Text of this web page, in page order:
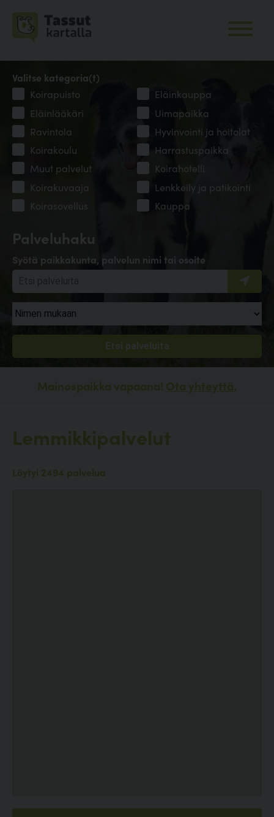
Palveluhaku
Syötä paikkakunta, palvelun nimi tai osoite
Valitse kategoria(t)
Koirapuisto
Eläinkauppa
Eläinlääkäri
Uimapaikka
Ravintola
Hyvinvointi ja hoitolat
Koirakoulu
Harrastuspaikka
Muut palvelut
Koirahotelli
Koirakuvaaja
Lenkkeily ja patikointi
Koirasovellus
Kauppa
Mainospaikka vapaana! Ota yhteyttä.
Lemmikkipalvelut
Löytyi 2494 palvelua